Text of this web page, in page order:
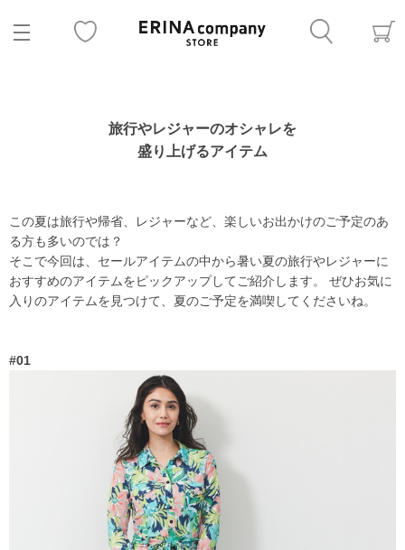
旅行やレジャーのオシャレを
盛り上げるアイテム
この夏は旅行や帰省、レジャーなど、楽しいお出かけのご予定のあ
る方も多いのでは？
そこで今回は、セールアイテムの中から暑い夏の旅行やレジャーに
おすすめのアイテムをピックアップしてご紹介します。 ぜひお気に
入りのアイテムを見つけて、夏のご予定を満喫してくださいね。
#01